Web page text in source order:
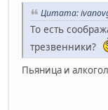
Цитата:
То есть
трезвенники?
Пьяница и